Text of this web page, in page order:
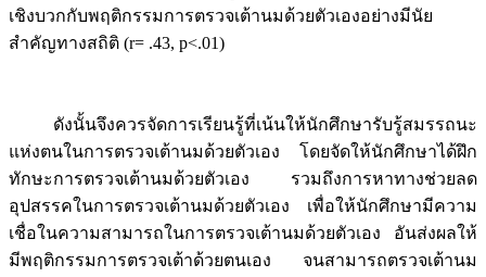
เชิงบวกกับพฤติกรรมการตรวจเต้านมด้วยตัวเองอย่างมีนัย
สำคัญทางสถิติ (r= .43, p<.01)
ดังนั้นจึงควรจัดการเรียนรู้ที่เน้นให้นักศึกษารับรู้สมรรถนะ
แห่งตนในการตรวจเต้านมด้วยตัวเอง โดยจัดให้นักศึกษาได้ฝึก
ทักษะการตรวจเต้านมด้วยตัวเอง รวมถึงการหาทางช่วยลด
อุปสรรคในการตรวจเต้านมด้วยตัวเอง เพื่อให้นักศึกษามีความ
เชื่อในความสามารถในการตรวจเต้านมด้วยตัวเอง อันส่งผลให้
มีพฤติกรรมการตรวจเต้าด้วยตนเอง จนสามารถตรวจเต้านม